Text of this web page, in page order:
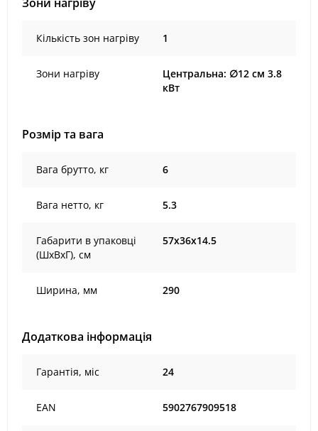
Кількість зон нагріву 1
Зони нагріву
Центральна: ∅12 см 3.8
кВт
Розмір та вага
Вага брутто, кг 6
Вага нетто, кг 5.3
Габарити в упаковці
(ШxВxГ), cм
57х36х14.5
Ширина, мм 290
Додаткова інформація
Гарантія, міс 24
EAN 5902767909518